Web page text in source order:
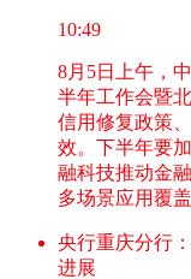
10:49
8月5日上午，
半年工作会暨
信用修复政策
效。下半年要
融科技推动金
多场景应用覆盖
央行重庆分行
进展